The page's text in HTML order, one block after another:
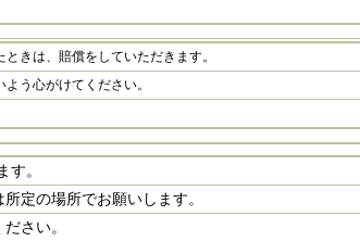
きは、賠償をしていただきます。
う心がけてください。
す。
定の場所でお願いします。
さい。